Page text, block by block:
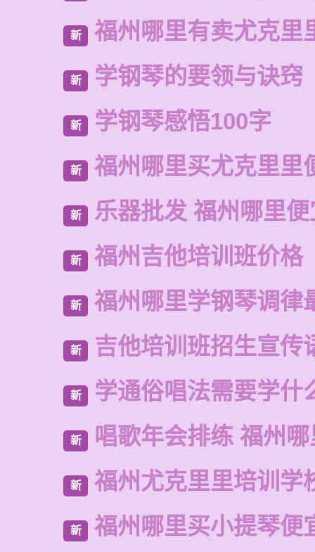
新 福州哪里有卖尤克里
新 学钢琴的要领与诀窍
新 学钢琴感悟100字
新 福州哪里买尤克里里
新 乐器批发 福州哪里
新 福州吉他培训班价格
新 福州哪里学钢琴调律
新 吉他培训班招生宣传
新 学通俗唱法需要学什
新 唱歌年会排练 福州
新 福州尤克里里培训学
新 福州哪里买小提琴便